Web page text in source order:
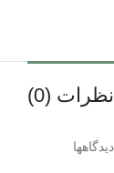
نظرات (0)
دیدگاهها